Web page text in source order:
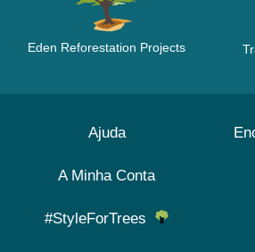
Eden Reforestation Projects
Ajuda
A Minha Conta
#StyleForTrees